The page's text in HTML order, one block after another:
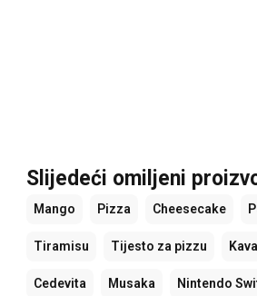
Slijedeći omiljeni
Mango Pizza Cheesecake
Tiramisu Tijesto za pizzu Kava
Cedevita Musaka Nintendo